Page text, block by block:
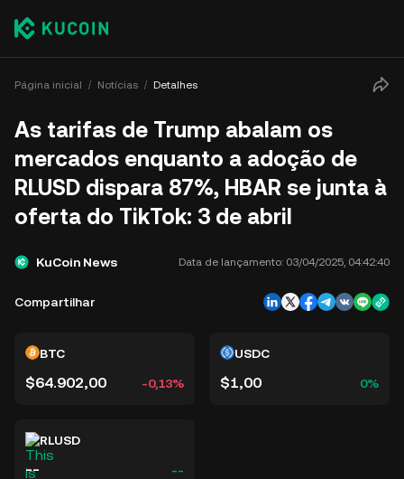
Página inicial Notícias Detalhes
As tarifas de Trump abalam os
mercados enquanto a adoção de
RLUSD dispara 87%, HBAR se junta à
oferta do TikTok: 3 de abril
KuCoin News Data de lançamento: 03/04/2025, 04:42:40
Compartilhar
BTC
$64.902,00 -0,13%
USDC
$1,00 0%
RLUSD
-- --